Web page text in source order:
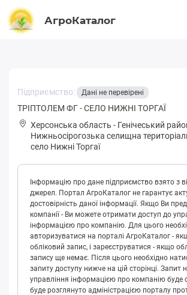
АгроКаталог
Підприємство: Дані не перевірені
ТРІПТОЛЕМ ФГ - СЕЛО НИЖНІ ТОРГАЇ
Херсонська область - Генічеський
Нижньoсіpoгoзькa селищна
село Нижні Торгаї
Інформацію про дане підприємство взято з
джерел. Портал АгроКаталог не гарантує
достовірність даної інформації. Якщо Ви
компанії - Ви можете отримати доступ до
інформацією про компанію. Для цього
авторизуватися на порталі АгроКаталог -
обліковий запис, і зареєструватися - якщо
запису ще немає. Після цього необхідно
запиту доступу нижче на цій сторінці. Запит
управління інформацією про компанію буде
буде розглянуто адміністрацією порталу